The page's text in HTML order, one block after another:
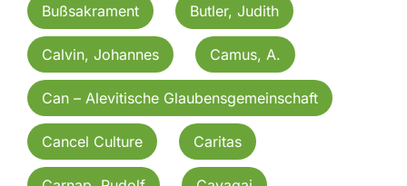
Bußsakrament Butler, Judith
Calvin, Johannes Camus, A.
Can – Alevitische Glaubensgemeinschaft
Cancel Culture Caritas